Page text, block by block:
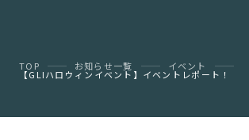
TOP お知らせ一覧 イベント
【GLIハロウィンイベント】イベントレポート！